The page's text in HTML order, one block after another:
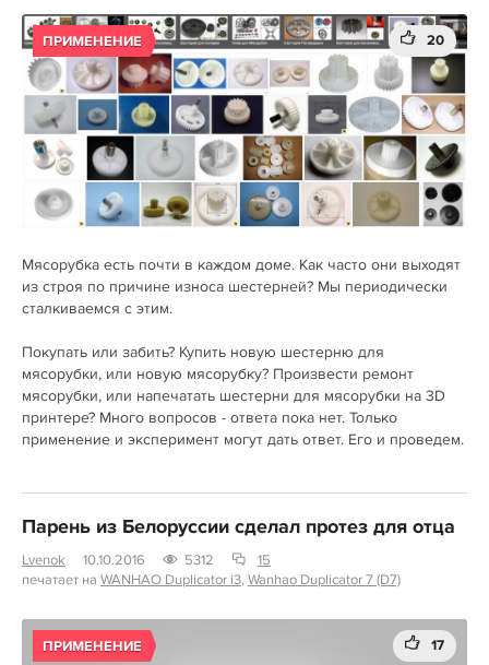
ПРИМЕНЕНИЕ 20
Мясорубка есть почти в каждом доме. Как часто они выходят
из строя по причине износа шестерней? Мы периодически
сталкиваемся с этим.
Покупать или забить? Купить новую шестерню для
мясорубки, или новую мясорубку? Произвести ремонт
мясорубки, или напечатать шестерни для мясорубки на 3D
принтере? Много вопросов - ответа пока нет. Только
применение и эксперимент могут дать ответ. Его и проведем.
Парень из Белоруссии сделал протез для отца
Lvenok 10.10.2016 5312
15
печатает на WANHAO Duplicator i3, Wanhao Duplicator 7 (D7)
ПРИМЕНЕНИЕ 17